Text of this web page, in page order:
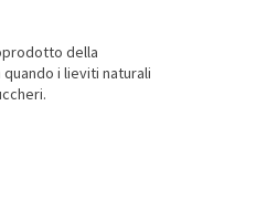
della
i lieviti naturali